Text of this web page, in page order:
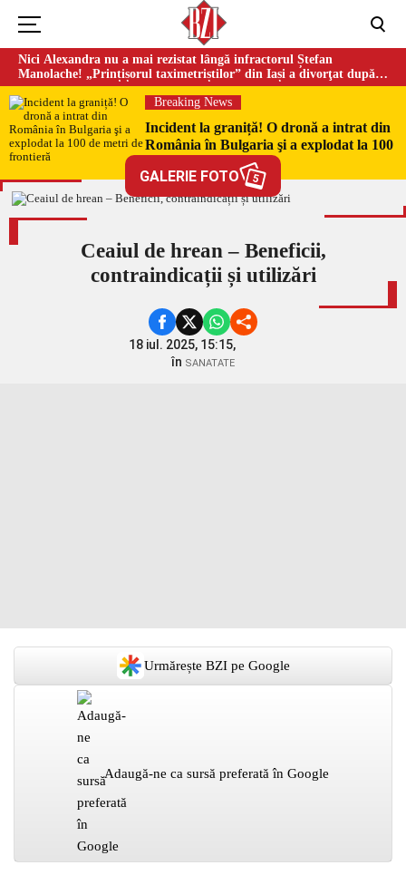
Nici Alexandra nu a mai rezistat lângă infractorul Ștefan
Manolache! „Prințișorul taximetriștilor” din Iași a divorţat după
doi ani de căsnicie
Breaking News
Incident la graniță! O dronă a intrat din
România în Bulgaria şi a explodat la 100
de metri de frontieră
GALERIE FOTO 5
Ceaiul de hrean – Beneficii,
contraindicații și utilizări
18 iul. 2025, 15:15,
în SANATATE
Urmărește BZI pe Google
Adaugă-ne ca sursă preferată în Google